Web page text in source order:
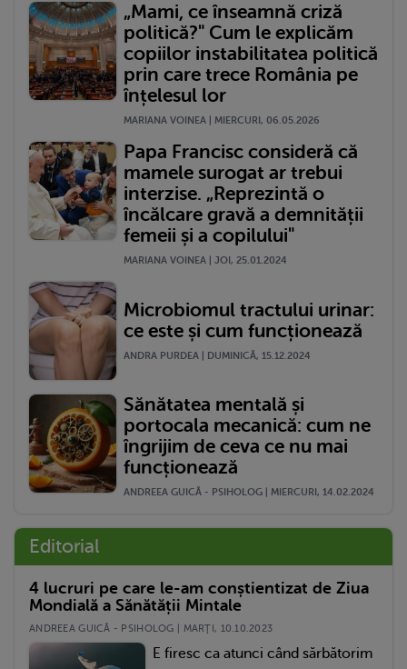
„Mami, ce înseamnă criză
politică?" Cum le explicăm
copiilor instabilitatea politică
prin care trece România pe
înțelesul lor
MARIANA VOINEA | MIERCURI, 06.05.2026
Papa Francisc consideră că
mamele surogat ar trebui
interzise. „Reprezintă o
încălcare gravă a demnității
femeii și a copilului"
MARIANA VOINEA | JOI, 25.01.2024
Microbiomul tractului urinar:
ce este și cum funcționează
ANDRA PURDEA | DUMINICĂ, 15.12.2024
Sănătatea mentală și
portocala mecanică: cum ne
îngrijim de ceva ce nu mai
funcționează
ANDREEA GUICĂ - PSIHOLOG | MIERCURI, 14.02.2024
Editorial
4 lucruri pe care le-am conștientizat de Ziua
Mondială a Sănătății Mintale
ANDREEA GUICĂ - PSIHOLOG | MARŢI, 10.10.2023
E firesc ca atunci când sărbătorim